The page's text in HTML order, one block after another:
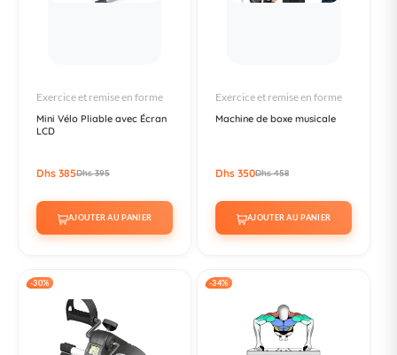
Exercice et remise en forme
Mini Vélo Pliable avec Écran
LCD
Dhs 385Dhs 395
AJOUTER AU PANIER
Exercice et remise en forme
Machine de boxe musicale
Dhs 350Dhs 458
AJOUTER AU PANIER
-30% -34%